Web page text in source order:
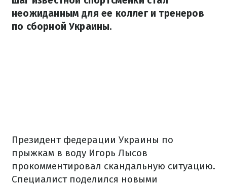
неожиданным для ее коллег и тренеров
по сборной Украины.
Президент федерации Украины по
прыжкам в воду Игорь Лысов
прокомментировал скандальную ситуацию.
Специалист поделился новыми